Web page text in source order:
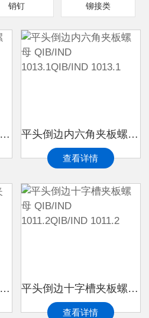
销钉 铆接类
平头倒边内六角夹板螺母 QIB/IND 1013.2QIB/IND 1013.2 平头倒边内六角夹板螺母 QIB/IND 1013.1QIB/IND 1013.1
查看详情
平头倒边十字槽通孔夹板螺母 QIB/IND 1012QIB/IND 1012 平头倒边十字槽夹板螺母 QIB/IND 1011.2QIB/IND 1011.2
查看详情